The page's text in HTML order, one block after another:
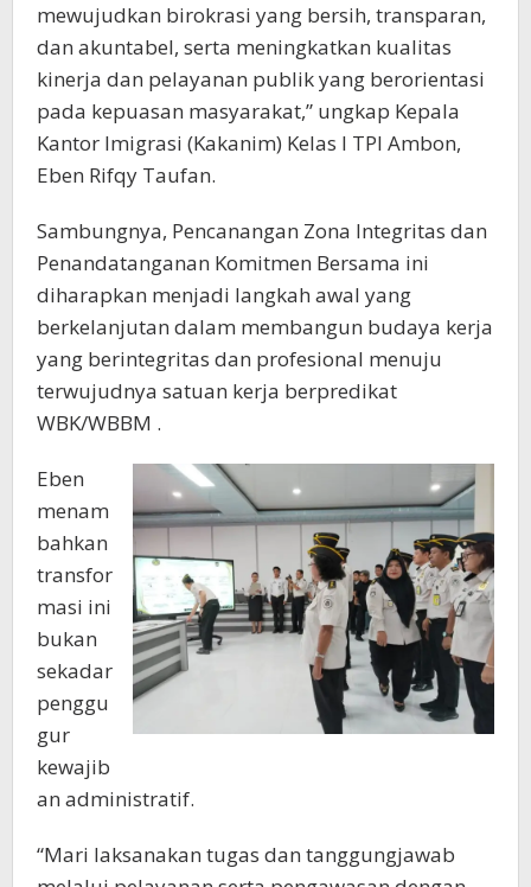
mewujudkan birokrasi yang bersih, transparan,
dan akuntabel, serta meningkatkan kualitas
kinerja dan pelayanan publik yang berorientasi
pada kepuasan masyarakat,” ungkap Kepala
Kantor Imigrasi (Kakanim) Kelas I TPI Ambon,
Eben Rifqy Taufan.
Sambungnya, Pencanangan Zona Integritas dan
Penandatanganan Komitmen Bersama ini
diharapkan menjadi langkah awal yang
berkelanjutan dalam membangun budaya kerja
yang berintegritas dan profesional menuju
terwujudnya satuan kerja berpredikat
WBK/WBBM .
Eben
menam
bahkan
transfor
masi ini
bukan
sekadar
penggu
gur
kewajib
an administratif.
“Mari laksanakan tugas dan tanggungjawab